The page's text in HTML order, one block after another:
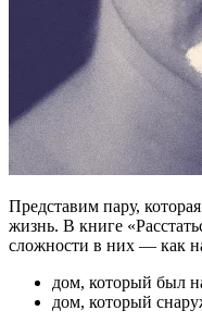
Представим пару,
жизнь. В книге
сложности в них — как
дом, который был
дом, который